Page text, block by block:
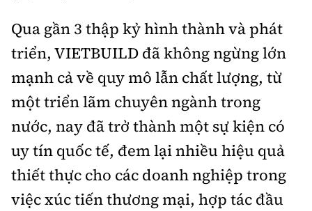
Qua gần 3 thập kỷ hình thành và phát
triển, VIETBUILD đã không ngừng lớn
mạnh cả về quy mô lẫn chất lượng, từ
một triển lãm chuyên ngành trong
nước, nay đã trở thành một sự kiện có
uy tín quốc tế, đem lại nhiều hiệu quả
thiết thực cho các doanh nghiệp trong
việc xúc tiến thương mại, hợp tác đầu